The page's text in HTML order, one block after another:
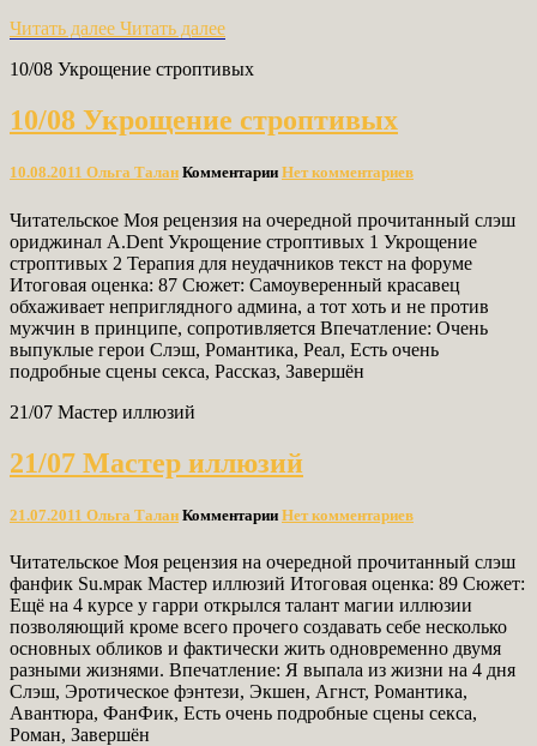
Читать далее Читать далее
10/08 Укрощение строптивых
10/08 Укрощение строптивых
10.08.2011 Ольга Талан Комментарии Нет комментариев
Читательское Моя рецензия на очередной прочитанный слэш
ориджинал A.Dent Укрощение строптивых 1 Укрощение
строптивых 2 Терапия для неудачников текст на форуме
Итоговая оценка: 87 Сюжет: Самоуверенный красавец
обхаживает неприглядного админа, а тот хоть и не против
мужчин в принципе, сопротивляется Впечатление: Очень
выпуклые герои Слэш, Романтика, Реал, Есть очень
подробные сцены секса, Рассказ, Завершён
21/07 Мастер иллюзий
21/07 Мастер иллюзий
21.07.2011 Ольга Талан Комментарии Нет комментариев
Читательское Моя рецензия на очередной прочитанный слэш
фанфик Su.мрак Мастер иллюзий Итоговая оценка: 89 Сюжет:
Ещё на 4 курсе у гарри открылся талант магии иллюзии
позволяющий кроме всего прочего создавать себе несколько
основных обликов и фактически жить одновременно двумя
разными жизнями. Впечатление: Я выпала из жизни на 4 дня
Слэш, Эротическое фэнтези, Экшен, Агнст, Романтика,
Авантюра, ФанФик, Есть очень подробные сцены секса,
Роман, Завершён